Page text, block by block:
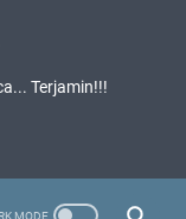
Terjamin!!!